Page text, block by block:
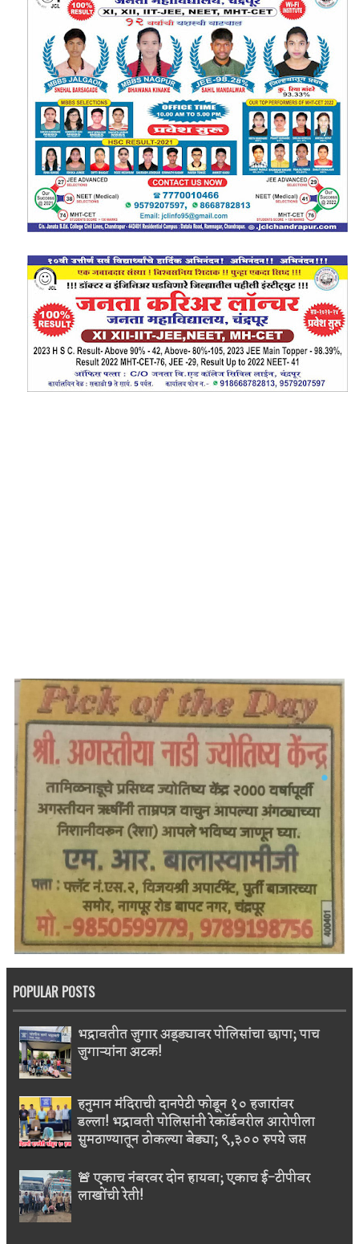
POPULAR POSTS
भद्रावतीत जुगार अड्ड्यावर पोलिसांचा छापा; पाच
जुगाऱ्यांना अटक!
हनुमान मंदिराची दानपेटी फोडून १० हजारांवर
डल्ला! भद्रावती पोलिसांनी रेकॉर्डवरील आरोपीला
सुमठाण्यातून ठोकल्या बेड्या; ९,३०० रुपये जप्त
🚨 एकाच नंबरवर दोन हायवा; एकाच ई-टीपीवर
लाखोंची रेती!